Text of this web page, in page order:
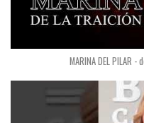
MARINA DEL PILAR